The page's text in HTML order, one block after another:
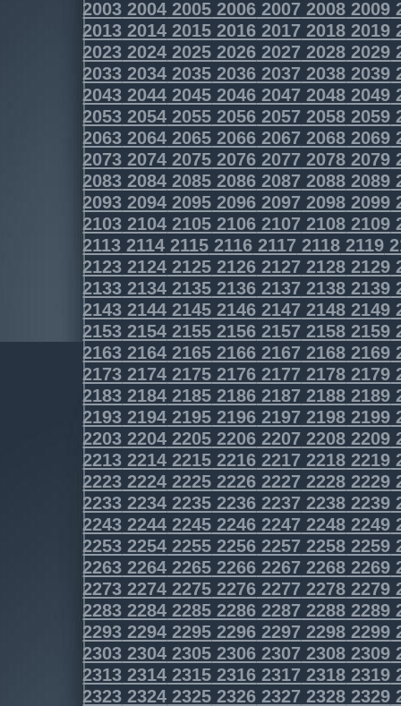
2003 2004 2005 2006 2007 2008 2009
2013 2014 2015 2016 2017 2018 2019
2023 2024 2025 2026 2027 2028 2029
2033 2034 2035 2036 2037 2038 2039
2043 2044 2045 2046 2047 2048 2049
2053 2054 2055 2056 2057 2058 2059
2063 2064 2065 2066 2067 2068 2069
2073 2074 2075 2076 2077 2078 2079
2083 2084 2085 2086 2087 2088 2089
2093 2094 2095 2096 2097 2098 2099
2103 2104 2105 2106 2107 2108 2109
2113 2114 2115 2116 2117 2118 2119
2123 2124 2125 2126 2127 2128 2129
2133 2134 2135 2136 2137 2138 2139
2143 2144 2145 2146 2147 2148 2149
2153 2154 2155 2156 2157 2158 2159
2163 2164 2165 2166 2167 2168 2169
2173 2174 2175 2176 2177 2178 2179
2183 2184 2185 2186 2187 2188 2189
2193 2194 2195 2196 2197 2198 2199
2203 2204 2205 2206 2207 2208 2209
2213 2214 2215 2216 2217 2218 2219
2223 2224 2225 2226 2227 2228 2229
2233 2234 2235 2236 2237 2238 2239
2243 2244 2245 2246 2247 2248 2249
2253 2254 2255 2256 2257 2258 2259
2263 2264 2265 2266 2267 2268 2269
2273 2274 2275 2276 2277 2278 2279
2283 2284 2285 2286 2287 2288 2289
2293 2294 2295 2296 2297 2298 2299
2303 2304 2305 2306 2307 2308 2309
2313 2314 2315 2316 2317 2318 2319
2323 2324 2325 2326 2327 2328 2329